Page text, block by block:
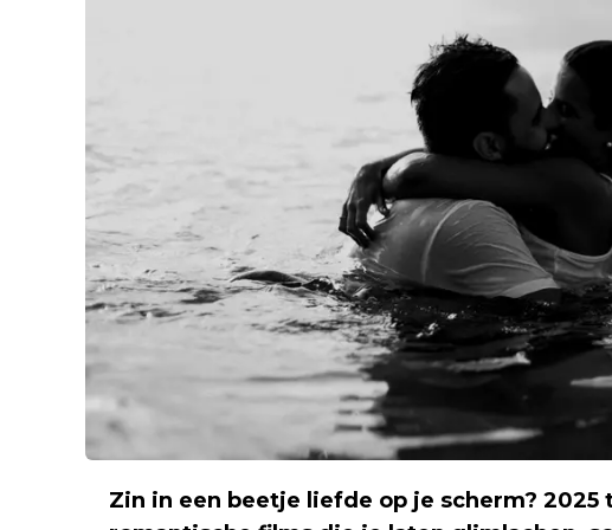
Zin in een beetje liefde op je scherm? 2025